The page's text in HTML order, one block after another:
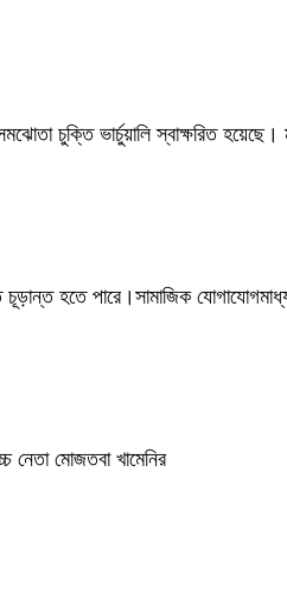
চুক্তি ভার্চুয়ালি স্বাক্ষরিত হয়েছে।
চূড়ান্ত হতে পারে।সামাজিক
নেতা মোজতবা খামেনির